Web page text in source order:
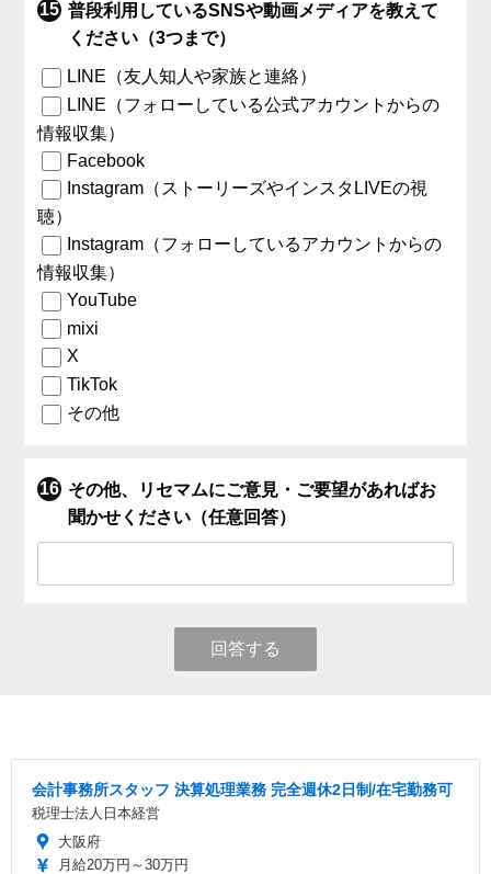
普段利用しているSNSや動画メディアを教えて
ください（3つまで）
LINE（友人知人や家族と連絡）
LINE（フォローしている公式アカウントからの
情報収集）
Facebook
Instagram（ストーリーズやインスタLIVEの視
聴）
Instagram（フォローしているアカウントからの
情報収集）
YouTube
mixi
X
TikTok
その他
その他、リセマムにご意見・ご要望があればお
聞かせください（任意回答）
回答する
会計事務所スタッフ 決算処理業務 完全週休2日制/在宅勤務可
税理士法人日本経営
大阪府
月給20万円～30万円